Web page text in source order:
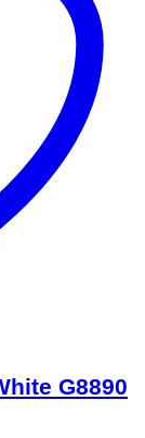
G8890